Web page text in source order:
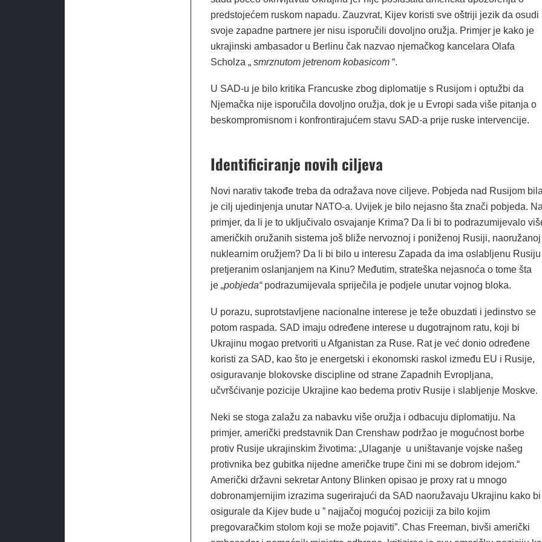
predstojećem ruskom napadu. Zauzvrat, Kijev koristi sve oštriji jezik da osudi
svoje zapadne partnere jer nisu isporučili dovoljno oružja. Primjer je kako je
ukrajinski ambasador u Berlinu čak nazvao njemačkog kancelara Olafa
Scholza „ smrznutom jetrenom kobasicom“.
U SAD-u je bilo kritika Francuske zbog diplomatije s Rusijom i optužbi da
Njemačka nije isporučila dovoljno oružja, dok je u Evropi sada više pitanja o
beskompromisnom i konfrontirajućem stavu SAD-a prije ruske intervencije.
Identificiranje novih ciljeva
Novi narativ takođe treba da odražava nove ciljeve. Pobjeda nad Rusijom
je cilj ujedinjenja unutar NATO-a. Uvijek je bilo nejasno šta znači pobjeda.
primjer, da li je to uključivalo osvajanje Krima? Da li bi to podrazumijevalo
američkih oružanih sistema još bliže nervoznoj i poniženoj Rusiji, naoružanoj
nuklearnim oružjem? Da li bi bilo u interesu Zapada da ima oslabljenu
pretjeranim oslanjanjem na Kinu? Međutim, strateška nejasnoća o tome šta
je „pobjeda“podrazumijevala spriječila je podjele unutar vojnog bloka.
U porazu, suprotstavljene nacionalne interese je teže obuzdati i jedinstvo se
potom raspada. SAD imaju određene interese u dugotrajnom ratu, koji bi
Ukrajinu mogao pretvoriti u Afganistan za Ruse. Rat je već donio određene
koristi za SAD, kao što je energetski i ekonomski raskol između EU i Rusije,
osiguravanje blokovske discipline od strane Zapadnih Evropljana,
učvršćivanje pozicije Ukrajine kao bedema protiv Rusije i slabljenje Moskve.
Neki se stoga zalažu za nabavku više oružja i odbacuju diplomatiju. Na
primjer, američki predstavnik Dan Crenshaw podržao je mogućnost borbe
protiv Rusije ukrajinskim životima: „Ulaganje u uništavanje vojske našeg
protivnika bez gubitka nijedne američke trupe čini mi se dobrom idejom.“
Američki državni sekretar Antony Blinken opisao je proxy rat u mnogo
dobronamjernijim izrazima sugerirajući da SAD naoružavaju Ukrajinu kako bi
osigurale da Kijev bude u ” najjačoj mogućoj poziciji za bilo kojim
pregovaračkim stolom koji se može pojaviti”. Chas Freeman, bivši američki